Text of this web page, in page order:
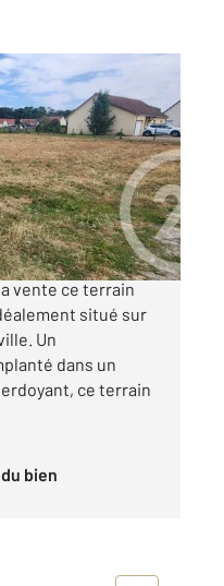
Triangle Immobilier
vente ce terrain
situé sur
Un
dans un
ce terrain
du bien